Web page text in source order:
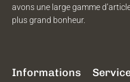
avons une large gamme
plus grand bonheur.
Informations